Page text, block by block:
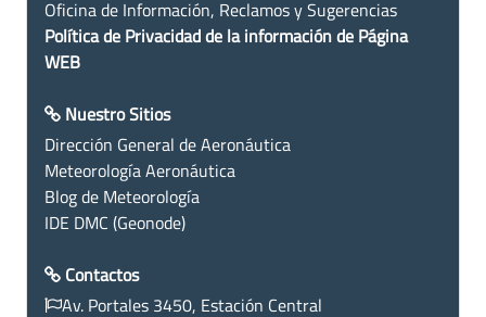
Oficina de Información, Reclamos y Sugerencias
Política de Privacidad de la información de Página
WEB
Nuestro Sitios
Dirección General de Aeronáutica
Meteorología Aeronáutica
Blog de Meteorología
IDE DMC (Geonode)
Contactos
Av. Portales 3450, Estación Central